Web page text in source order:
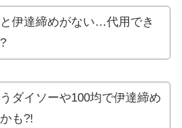
伊達締めがない…代用でき
ダイソーや100均で伊達締め
も?!